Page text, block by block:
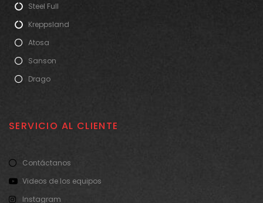
Steel Full
Kreppsland
Atosa
Sanson
Drago
SERVICIO AL CLIENTE
Contáctanos
Videos de los equipos
Instagram